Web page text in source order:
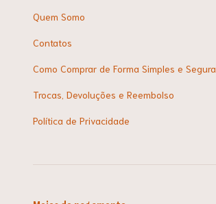
Quem Somo
Contatos
Como Comprar de Forma Simples e Segura
Trocas, Devoluções e Reembolso
Política de Privacidade